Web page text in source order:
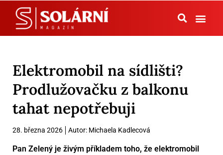
Elektromobil na sídlišti?
Prodlužovačku z balkonu
tahat nepotřebuji
28. března 2026 Autor: Michaela Kadlecová
Pan Zelený je živým příkladem toho, že elektromobil